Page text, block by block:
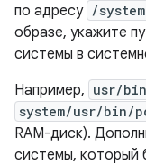
по адресу /
образе, укажите
системы в
Например, usr/
system/usr/bin/
RAM-диск).
системы, который